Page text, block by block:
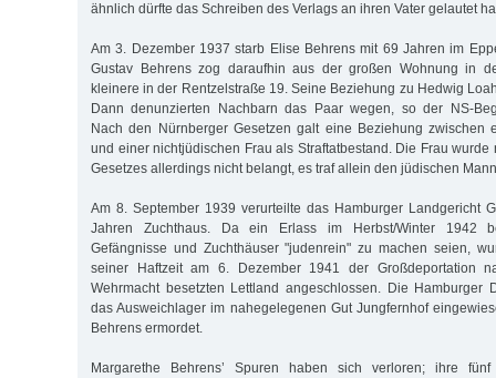
ähnlich dürfte das Schreiben des Verlags an ihren Vater gelautet
Am 3. Dezember 1937 starb Elise Behrens mit 69 Jahren im
Gustav Behrens zog daraufhin aus der großen Wohnung in
kleinere in der Rentzelstraße 19. Seine Beziehung zu Hedwig
Dann denunzierten Nachbarn das Paar wegen, so der NS-
Nach den Nürnberger Gesetzen galt eine Beziehung zwischen
und einer nichtjüdischen Frau als Straftatbestand. Die Frau wurde
Gesetzes allerdings nicht belangt, es traf allein den jüdischen
Am 8. September 1939 verurteilte das Hamburger Landgericht
Jahren Zuchthaus. Da ein Erlass im Herbst/Winter 1942
Gefängnisse und Zuchthäuser "judenrein" zu machen seien,
seiner Haftzeit am 6. Dezember 1941 der Großdeportation
Wehrmacht besetzten Lettland angeschlossen. Die Hamburger
das Ausweichlager im nahegelegenen Gut Jungfernhof
Behrens ermordet.
Margarethe Behrens’ Spuren haben sich verloren; ihre fünf